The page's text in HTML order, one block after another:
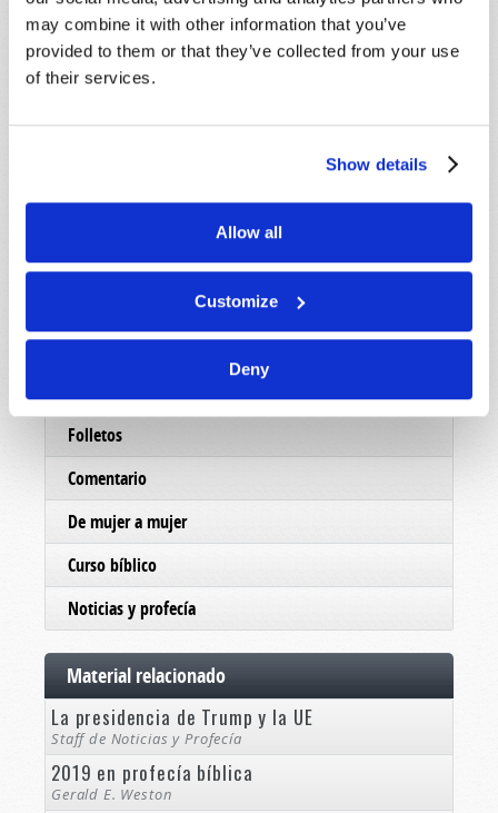
may combine it with other information that you’ve
provided to them or that they’ve collected from your use
of their services.
Show details
Allow all
Customize
Deny
Leer
Folletos
Comentario
De mujer a mujer
Curso bíblico
Noticias y profecía
Material relacionado
La presidencia de Trump y la UE
Staff de Noticias y Profecía
2019 en profecía bíblica
Gerald E. Weston